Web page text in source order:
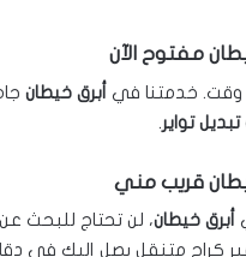
مفتوح الآن
خدمتنا في أبرق خيطان
تبديل تواير.
قريب مني
أبرق خيطان، لن تحتاج للبحث
كراج متنقل يصل إليك في